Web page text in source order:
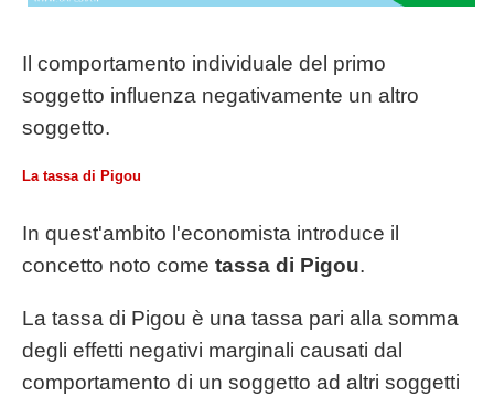
Il comportamento individuale del primo
soggetto influenza negativamente un altro
soggetto.
La tassa di Pigou
In quest'ambito l'economista introduce il
concetto noto come tassa di Pigou.
La tassa di Pigou è una tassa pari alla somma
degli effetti negativi marginali causati dal
comportamento di un soggetto ad altri soggetti